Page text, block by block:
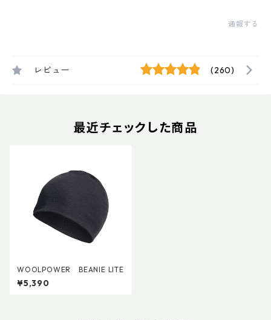
通報する
レビュー (260)
最近チェックした商品
WOOLPOWER BEANIE LITE
¥5,390